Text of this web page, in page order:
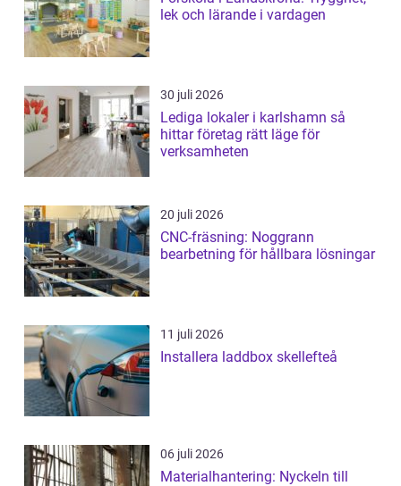
lek och lärande i vardagen
30 juli 2026
Lediga lokaler i karlshamn så
hittar företag rätt läge för
verksamheten
20 juli 2026
CNC-fräsning: Noggrann
bearbetning för hållbara lösningar
11 juli 2026
Installera laddbox skellefteå
06 juli 2026
Materialhantering: Nyckeln till